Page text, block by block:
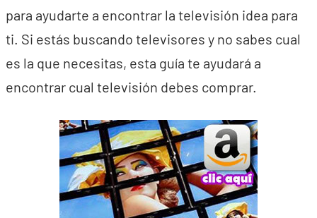
para ayudarte a encontrar la televisión idea para
ti. Si estás buscando televisores y no sabes cual
es la que necesitas, esta guía te ayudará a
encontrar cual televisión debes comprar.